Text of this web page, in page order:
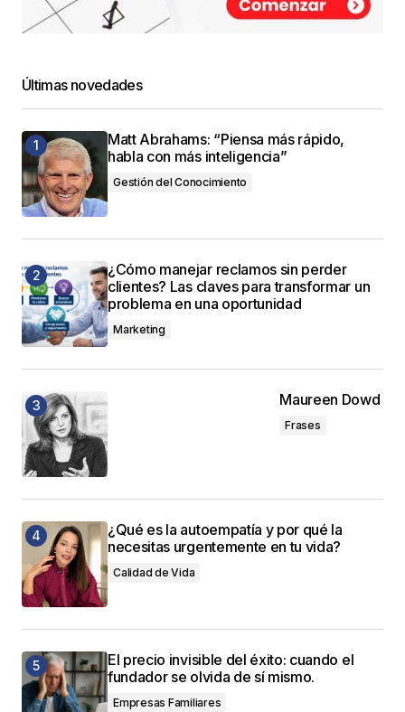
Últimas novedades
Matt Abrahams: “Piensa más rápido,
habla con más inteligencia”
Gestión del Conocimiento
¿Cómo manejar reclamos sin perder
clientes? Las claves para transformar un
problema en una oportunidad
Marketing
Maureen Dowd
Frases
¿Qué es la autoempatía y por qué la
necesitas urgentemente en tu vida?
Calidad de Vida
El precio invisible del éxito: cuando el
fundador se olvida de sí mismo.
Empresas Familiares